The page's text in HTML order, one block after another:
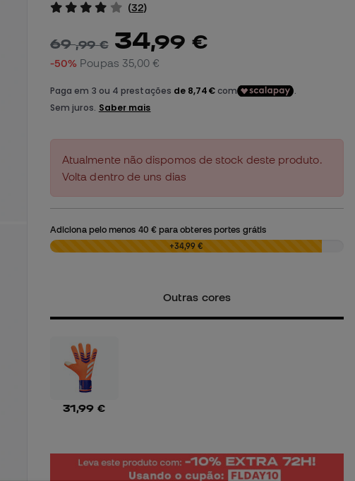
(32)
69,99 € 34,99 €
-50% Poupas 35,00 €
Atualmente não dispomos de stock deste produto.
Volta dentro de uns dias
Adiciona pelo menos 40 € para obteres portes grátis
0,00 € +34,99 €
Outras cores
31,99 €